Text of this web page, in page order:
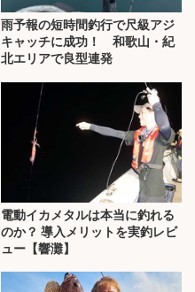
雨予報の短時間釣行で尺級アジ
キャッチに成功！ 和歌山・紀
北エリアで良型連発
電動イカメタルは本当に釣れる
のか？ 導入メリットを実釣レビ
ュー【響灘】